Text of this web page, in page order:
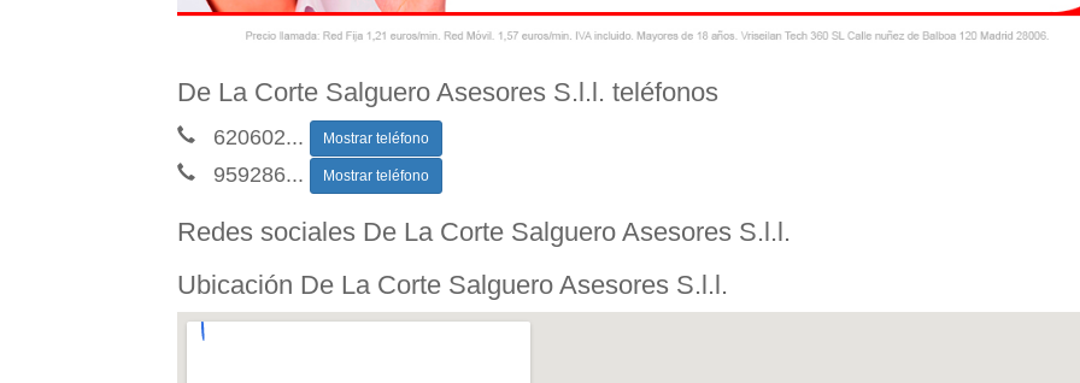
De La Corte Salguero Asesores S.l.l. teléfonos
620602... Mostrar teléfono
959286... Mostrar teléfono
Redes sociales De La Corte Salguero Asesores S.l.l.
Ubicación De La Corte Salguero Asesores S.l.l.